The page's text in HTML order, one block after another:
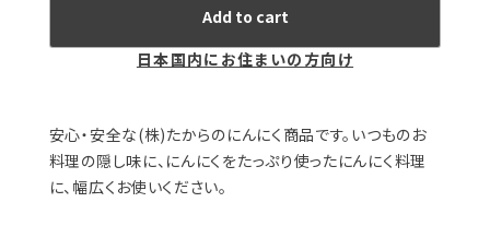
Add to cart
日本国内にお住まいの方向け
安心・安全な(株)たからのにんにく商品です。いつものお
料理の隠し味に、にんにくをたっぷり使ったにんにく料理
に、幅広くお使いください。